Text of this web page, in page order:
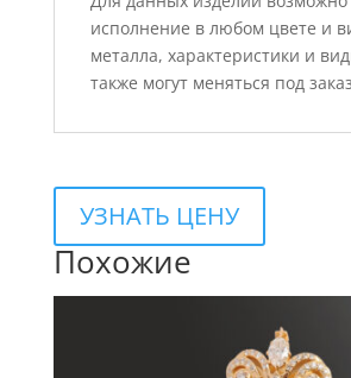
исполнение в любом цвете и
металла, характеристики и
также могут меняться под
УЗНАТЬ ЦЕНУ
Похожие